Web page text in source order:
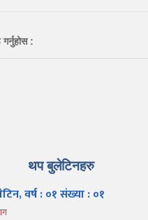
:
थप बुलेटिनहरु
वर्ष : ०१ संख्या : ०१